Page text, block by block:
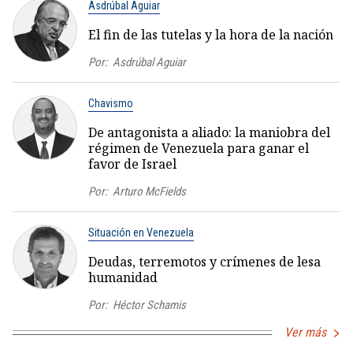
Asdrúbal Aguiar
El fin de las tutelas y la hora de la nación
Por: Asdrúbal Aguiar
Chavismo
De antagonista a aliado: la maniobra del
régimen de Venezuela para ganar el
favor de Israel
Por: Arturo McFields
Situación en Venezuela
Deudas, terremotos y crímenes de lesa
humanidad
Por: Héctor Schamis
Ver más